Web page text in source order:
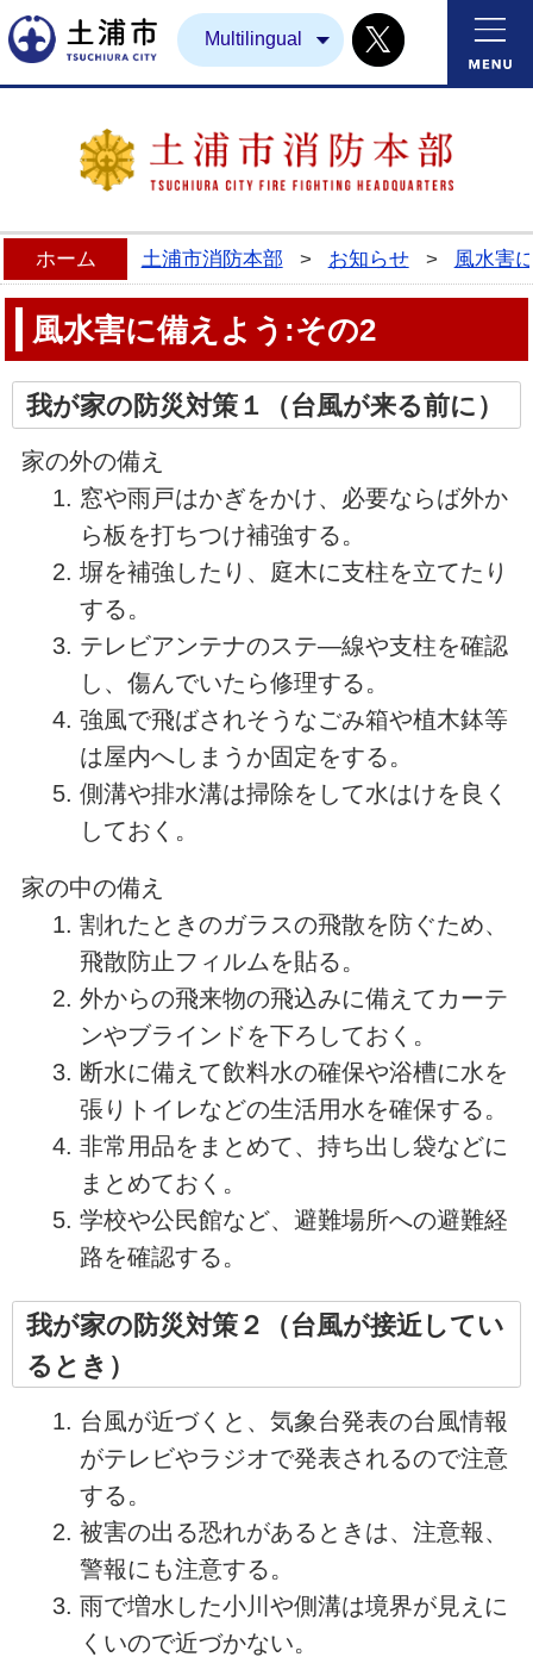
土浦市Multilingual Twitter
ホーム 土浦市消防本部 > お知らせ > 風水害
風水害に備えよう:その2
我が家の防災対策１（台風が来る前に）
家の外の備え
窓や雨戸はかぎをかけ、必要ならば外か
ら板を打ちつけ補強する。
塀を補強したり、庭木に支柱を立てたり
する。
テレビアンテナのステ―線や支柱を確認
し、傷んでいたら修理する。
強風で飛ばされそうなごみ箱や植木鉢等
は屋内へしまうか固定をする。
側溝や排水溝は掃除をして水はけを良く
しておく。
家の中の備え
割れたときのガラスの飛散を防ぐため、
飛散防止フィルムを貼る。
外からの飛来物の飛込みに備えてカーテ
ンやブラインドを下ろしておく。
断水に備えて飲料水の確保や浴槽に水を
張りトイレなどの生活用水を確保する。
非常用品をまとめて、持ち出し袋などに
まとめておく。
学校や公民館など、避難場所への避難経
路を確認する。
我が家の防災対策２（台風が接近してい
るとき）
台風が近づくと、気象台発表の台風情報
がテレビやラジオで発表されるので注意
する。
被害の出る恐れがあるときは、注意報、
警報にも注意する。
雨で増水した小川や側溝は境界が見えに
くいので近づかない。